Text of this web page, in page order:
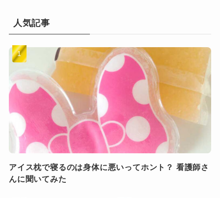
人気記事
アイス枕で寝るのは身体に悪いってホント？ 看護師さ
んに聞いてみた